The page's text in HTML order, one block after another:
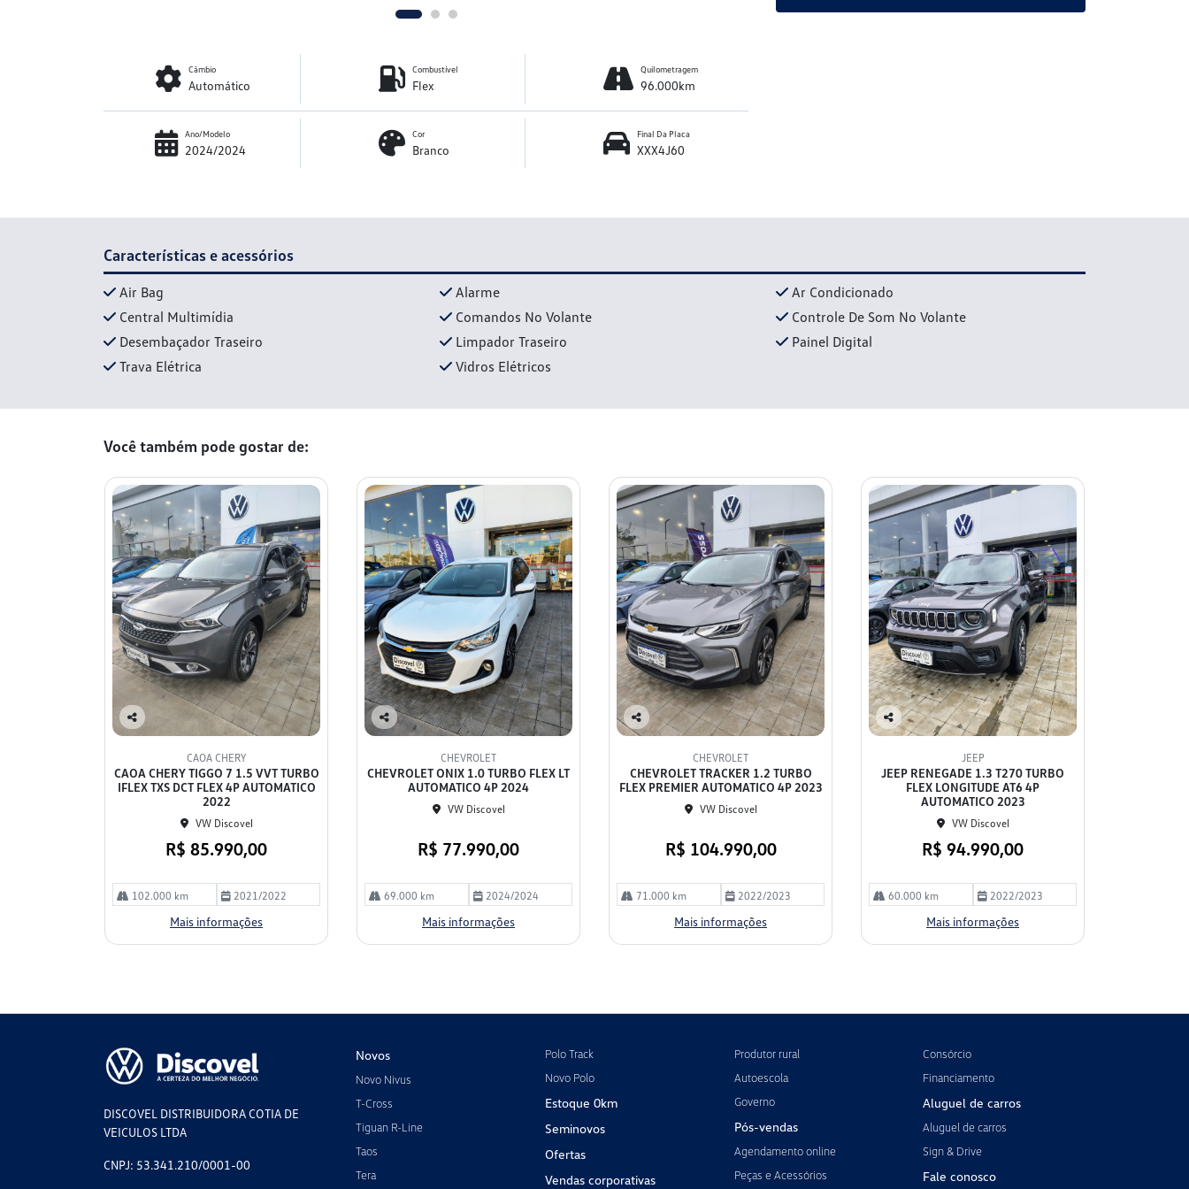
Câmbio
Automático
Combustível
Flex
Quilometragem
96.000km
Ano/Modelo
2024/2024
Cor
Branco
Final Da Placa
XXX4J60
Características e acessórios
Air Bag Alarme
Ar Condicionado
Central Multimídia
Comandos No Volante
Controle De Som No Volante
Desembaçador Traseiro
Limpador Traseiro
Painel Digital
Trava Elétrica
Vidros Elétricos
Você também pode gostar de:
Co
lhe
CAOA CHERY
CAOA CHERY TIGGO 7 1.5 VVT TURBO
IFLEX TXS DCT FLEX 4P AUTOMATICO
2022
VW Discovel
R$ 85.990,00
102.000 km 2021/2022
Mais informações
Co
lhe
CHEVROLET
CHEVROLET ONIX 1.0 TURBO FLEX LT
AUTOMATICO 4P 2024
VW Discovel
R$ 77.990,00
69.000 km 2024/2024
Mais informações
Co
lhe
CHEVROLET
CHEVROLET TRACKER 1.2 TURBO
FLEX PREMIER AUTOMATICO 4P 2023
VW Discovel
R$ 104.990,00
71.000 km 2022/2023
Mais informações
Co
lhe
JEEP
JEEP RENEGADE 1.3 T270 TURBO
FLEX LONGITUDE AT6 4P
AUTOMATICO 2023
VW Discovel
R$ 94.990,00
60.000 km 2022/2023
Mais informações
DISCOVEL DISTRIBUIDORA COTIA DE
VEICULOS LTDA
CNPJ: 53.341.210/0001-00
Novos
Novo Nivus
T-Cross
Tiguan R-Line
Taos
Tera
Polo Track
Novo Polo
Estoque 0km
Seminovos
Ofertas
Vendas corporativas
Produtor rural
Autoescola
Governo
Pós-vendas
Agendamento online
Peças e Acessórios
Consórcio
Financiamento
Aluguel de carros
Aluguel de carros
Sign & Drive
Fale conosco